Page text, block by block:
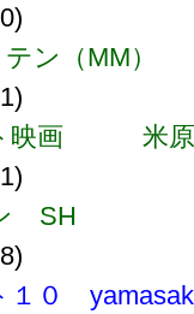
ン（MM）
映画 米原
SH
１０